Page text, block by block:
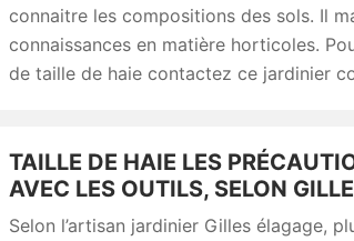
connaitre les compositions des sols. Il
connaissances en matière horticoles.
de taille de haie contactez ce jardinier
TAILLE DE HAIE LES
AVEC LES OUTILS, SELON
Selon l’artisan jardinier Gilles élagage,